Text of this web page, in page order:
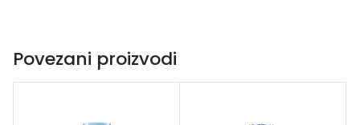
Povezani proizvodi